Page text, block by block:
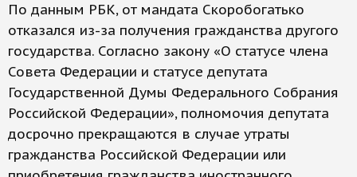
По данным РБК, от мандата Скоробогатько
отказался из-за получения гражданства другого
государства. Согласно закону «О статусе члена
Совета Федерации и статусе депутата
Государственной Думы Федерального Собрания
Российской Федерации», полномочия депутата
досрочно прекращаются ​в случае утраты
гражданства Российской Федерации или